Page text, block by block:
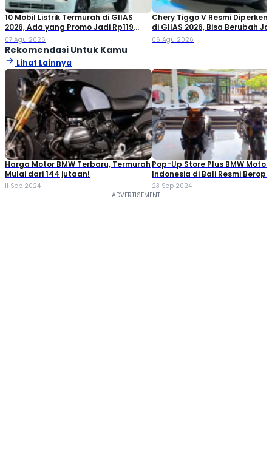
10 Mobil Listrik Termurah di GIIAS
2026, Ada yang Promo Jadi Rp119
Jutaan!
07 Agu 2026
Chery Tiggo V Resmi
di GIIAS 2026, Bisa Berubah
Double Cabin
06 Agu 2026
Rekomendasi Untuk Kamu
Lihat Lainnya
Harga Motor BMW Terbaru, Termurah
Mulai dari 144 jutaan!
11 Sep 2024
Pop-Up Store Plus BMW
Indonesia di Bali Resmi
Dengan Fasilitas 3S!
23 Sep 2024